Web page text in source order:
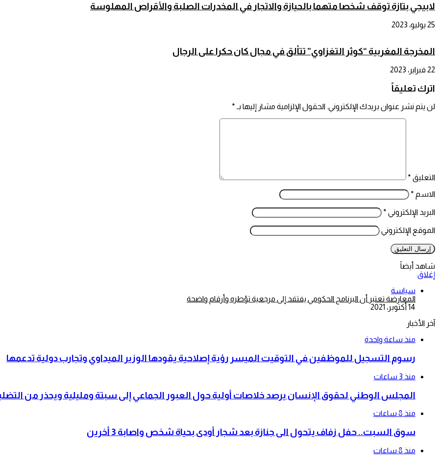
لابيجي بتازة توقف شخصا متهما بالحيازة والاتجار في المخدرات الصلبة والأقراص المهلوسة
25 يوليو، 2023
المخرجة المغربية “كوثر التغزاوي” تتألق في مجال كان حكرا على الرجال
22 فبراير، 2023
اترك تعليقاً
لن يتم نشر عنوان بريدك الإلكتروني.الحقول الإلزامية مشار إليها بـ *
التعليق *
الاسم *
البريد الإلكتروني *
الموقع الإلكتروني
شاهد أيضاً
إغلاق
سياسة
المعارضة تعتبر أن البرنامج الحكومي يفتقد إلى مرجعية تؤطره وأرقام واضحة
14 أكتوبر، 2021
آخر الأخبار
منذ ساعة واحدة
رسوم التسجيل للموظفين في التوقيت الميسر رؤية إصلاحية يقودها الوزير الميداوي وتجارب دولية تدعمها
منذ 3 ساعات
المجلس الوطني لحقوق الإنسان يرصد خلاصات أولية حول العبور الجماعي إلى سبتة ومليلية ويحذر من
منذ 8 ساعات
سوق السبت.. حفل زفاف يتحول الى جنازة بعد شجار أودى بحياة شخص واصابة 3 أخرين
منذ 8 ساعات